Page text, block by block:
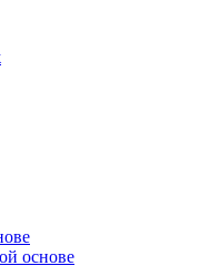
основе